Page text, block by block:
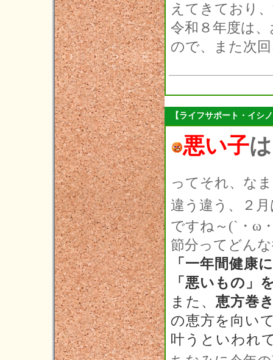
えてきており
令和８年度は
ので、また次
【ライフサポート・イシ
悪い子
ってそれ、な
違う違う、２
ですね～(`・ω
節分ってどん
「一年間健康
「悪いもの」
また、 恵方巻
の恵方を向い
叶うといわれ